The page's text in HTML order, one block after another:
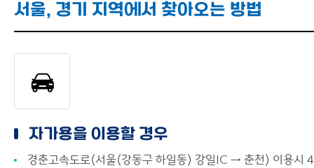
서울, 경기 지역에서 찾아오는 방법
자가용을 이용할 경우
경춘고속도로(서울(강동구 하일동) 강일IC → 춘천) 이용시